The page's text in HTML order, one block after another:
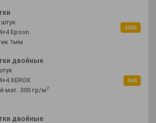
Epson
1мм
2025
двойные
XEROX
мат. 300 гр/м2
945
двойные